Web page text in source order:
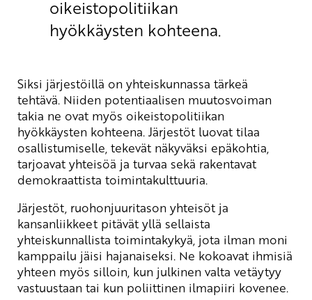
oikeistopolitiikan
hyökkäysten kohteena.
Siksi järjestöillä on yhteiskunnassa tärkeä
tehtävä. Niiden potentiaalisen muutosvoiman
takia ne ovat myös oikeistopolitiikan
hyökkäysten kohteena. Järjestöt luovat tilaa
osallistumiselle, tekevät näkyväksi epäkohtia,
tarjoavat yhteisöä ja turvaa sekä rakentavat
demokraattista toimintakulttuuria.
Järjestöt, ruohonjuuritason yhteisöt ja
kansanliikkeet pitävät yllä sellaista
yhteiskunnallista toimintakykyä, jota ilman moni
kamppailu jäisi hajanaiseksi. Ne kokoavat ihmisiä
yhteen myös silloin, kun julkinen valta vetäytyy
vastuustaan tai kun poliittinen ilmapiiri kovenee.